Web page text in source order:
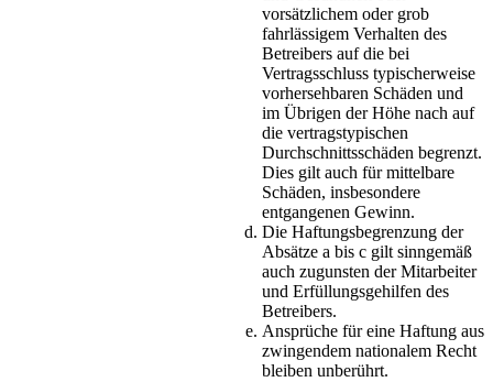
vorsätzlichem oder grob
fahrlässigem Verhalten des
Betreibers auf die bei
Vertragsschluss typischerweise
vorhersehbaren Schäden und
im Übrigen der Höhe nach auf
die vertragstypischen
Durchschnittsschäden begrenzt.
Dies gilt auch für mittelbare
Schäden, insbesondere
entgangenen Gewinn.
Die Haftungsbegrenzung der
Absätze a bis c gilt sinngemäß
auch zugunsten der Mitarbeiter
und Erfüllungsgehilfen des
Betreibers.
Ansprüche für eine Haftung aus
zwingendem nationalem Recht
bleiben unberührt.